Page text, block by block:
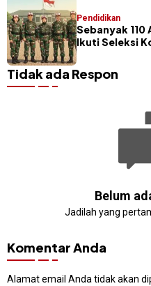
Pendidikan
Sebanyak
Ikuti Seleksi
Tidak ada Respon
Belum
Jadilah yang
Komentar Anda
Alamat email Anda tidak akan